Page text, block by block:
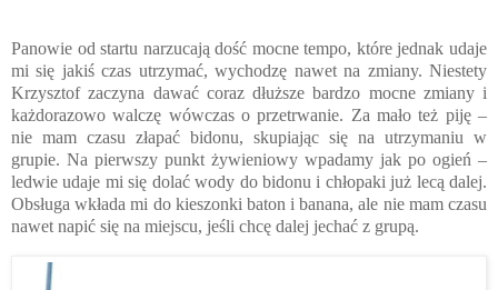
Panowie od startu narzucają dość mocne tempo, które jednak udaje
mi się jakiś czas utrzymać, wychodzę nawet na zmiany. Niestety
Krzysztof zaczyna dawać coraz dłuższe bardzo mocne zmiany i
każdorazowo walczę wówczas o przetrwanie. Za mało też piję –
nie mam czasu złapać bidonu, skupiając się na utrzymaniu w
grupie. Na pierwszy punkt żywieniowy wpadamy jak po ogień –
ledwie udaje mi się dolać wody do bidonu i chłopaki już lecą dalej.
Obsługa wkłada mi do kieszonki baton i banana, ale nie mam czasu
nawet napić się na miejscu, jeśli chcę dalej jechać z grupą.